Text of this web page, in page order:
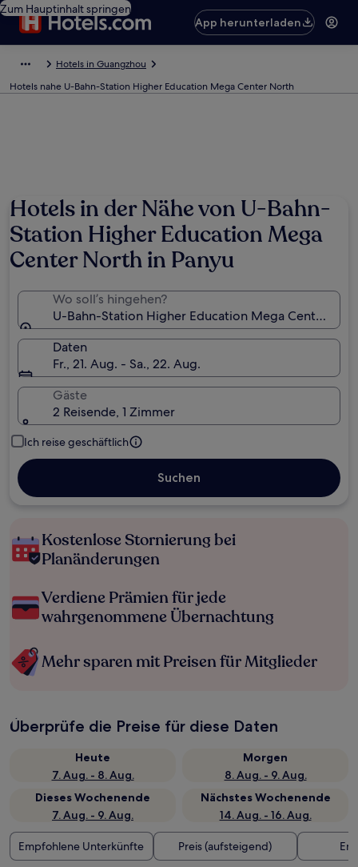
Zum Hauptinhalt springen
App herunterladen
Hotels in Guangzhou
Hotels nahe U-Bahn-Station Higher Education Mega Center North
Hotels in der Nähe von U-Bahn-
Station Higher Education Mega
Center North in Panyu
Wo soll’s hingehen?
U-Bahn-Station Higher Education Mega Center
Daten
Fr., 21. Aug. - Sa., 22. Aug.
Gäste
2 Reisende, 1 Zimmer
Ich reise geschäftlich
Suchen
Kostenlose Stornierung bei
Planänderungen
Verdiene Prämien für jede
wahrgenommene Übernachtung
Mehr sparen mit Preisen für Mitglieder
Überprüfe die Preise für diese Daten
Heute
7. Aug. - 8. Aug.
Morgen
8. Aug. - 9. Aug.
Dieses Wochenende
7. Aug. - 9. Aug.
Nächstes Wochenende
14. Aug. - 16. Aug.
Empfohlene Unterkünfte Preis (aufsteigend)